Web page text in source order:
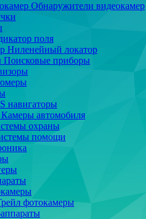
Обнаружители видеокамер
поля
Ниленейный локатор
Поисковые приборы
навигаторы
Камеры автомобиля
охраны
помощи
фотокамеры